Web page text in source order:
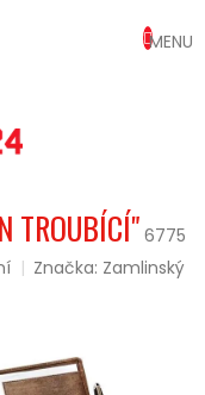
KOŠÍK
TROUBÍCÍ" 6775
Značka: Zamlinský